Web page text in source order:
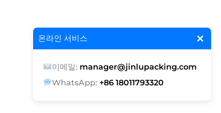
×
온라인 서비스
이메일: manager@jinlupacking.com
WhatsApp: +86 18011793320